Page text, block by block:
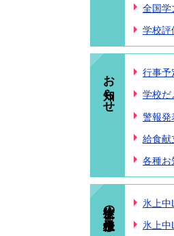
全国学
学校評
お知らせ 行事予
学校だ
警報発
給食献
各種お
生徒の様子（氷上中Life） 氷上
氷上中